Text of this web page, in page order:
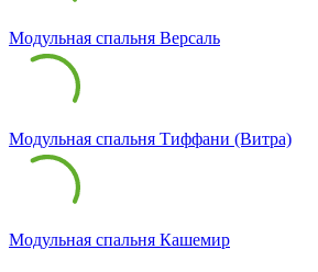
Модульная спальня Версаль
Модульная спальня Тиффани (Витра)
Модульная спальня Кашемир